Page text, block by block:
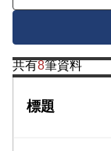
共有8筆資料